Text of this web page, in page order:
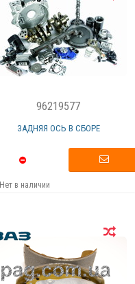
96219577
ЗАДНЯЯ ОСЬ В СБОРЕ
Нет в наличии